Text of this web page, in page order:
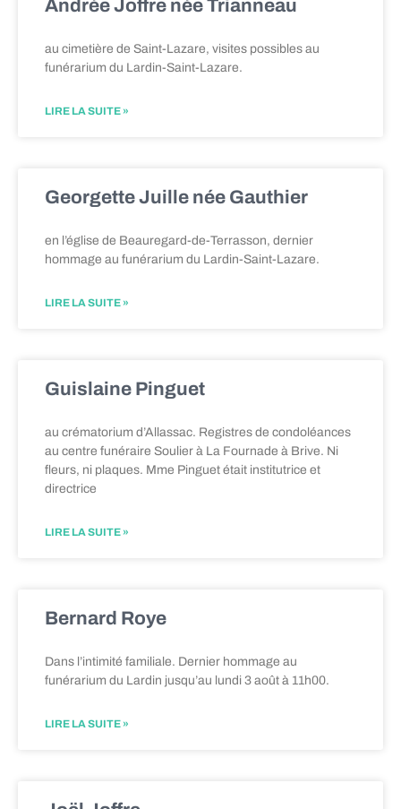
Andrée Joffre née Trianneau
au cimetière de Saint-Lazare, visites possibles au
funérarium du Lardin-Saint-Lazare.
LIRE LA SUITE »
Georgette Juille née Gauthier
en l’église de Beauregard-de-Terrasson, dernier
hommage au funérarium du Lardin-Saint-Lazare.
LIRE LA SUITE »
Guislaine Pinguet
au crématorium d’Allassac. Registres de condoléances
au centre funéraire Soulier à La Fournade à Brive. Ni
fleurs, ni plaques. Mme Pinguet était institutrice et
directrice
LIRE LA SUITE »
Bernard Roye
Dans l’intimité familiale. Dernier hommage au
funérarium du Lardin jusqu’au lundi 3 août à 11h00.
LIRE LA SUITE »